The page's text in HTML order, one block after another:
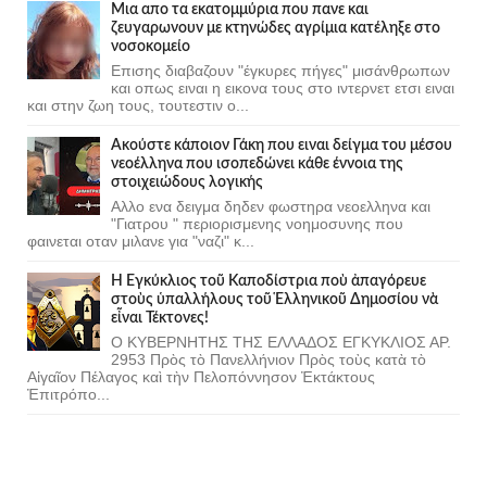
Μια απο τα εκατομμύρια που πανε και
ζευγαρωνουν με κτηνώδες αγρίμια κατέληξε στο
νοσοκομείο
Επισης διαβαζουν "έγκυρες πήγες" μισάνθρωπων
και οπως ειναι η εικονα τους στο ιντερνετ ετσι ειναι
και στην ζωη τους, τουτεστιν ο...
Ακούστε κάποιον Γάκη που ειναι δείγμα του μέσου
νεοέλληνα που ισοπεδώνει κάθε έννοια της
στοιχειώδους λογικής
Αλλο ενα δειγμα δηδεν φωστηρα νεοελληνα και
"Γιατρου " περιορισμενης νοημοσυνης που
φαινεται οταν μιλανε για "ναζι" κ...
Ἡ Ἐγκύκλιος τοῦ Καποδίστρια ποὺ ἀπαγόρευε
στοὺς ὑπαλλήλους τοῦ Ἑλληνικοῦ Δημοσίου νὰ
εἶναι Τέκτονες!
Ο ΚΥΒΕΡΝΗΤΗΣ ΤΗΣ ΕΛΛΑΔΟΣ ΕΓΚΥΚΛΙΟΣ ΑΡ.
2953 Πρὸς τὸ Πανελλήνιον Πρὸς τοὺς κατὰ τὸ
Αἰγαῖον Πέλαγος καὶ τὴν Πελοπόννησον Ἐκτάκτους
Ἐπιτρόπο...